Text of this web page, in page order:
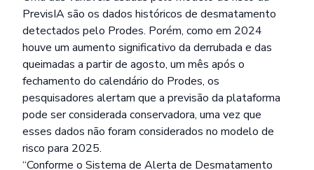
PrevisIA são os dados históricos de desmatamento
detectados pelo Prodes. Porém, como em 2024
houve um aumento significativo da derrubada e das
queimadas a partir de agosto, um mês após o
fechamento do calendário do Prodes, os
pesquisadores alertam que a previsão da plataforma
pode ser considerada conservadora, uma vez que
esses dados não foram considerados no modelo de
risco para 2025.
“Conforme o Sistema de Alerta de Desmatamento